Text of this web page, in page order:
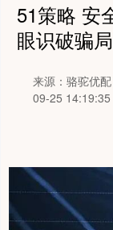
51策略 安
眼识破骗局
来源：骆驼优配
09-25 14:19:35